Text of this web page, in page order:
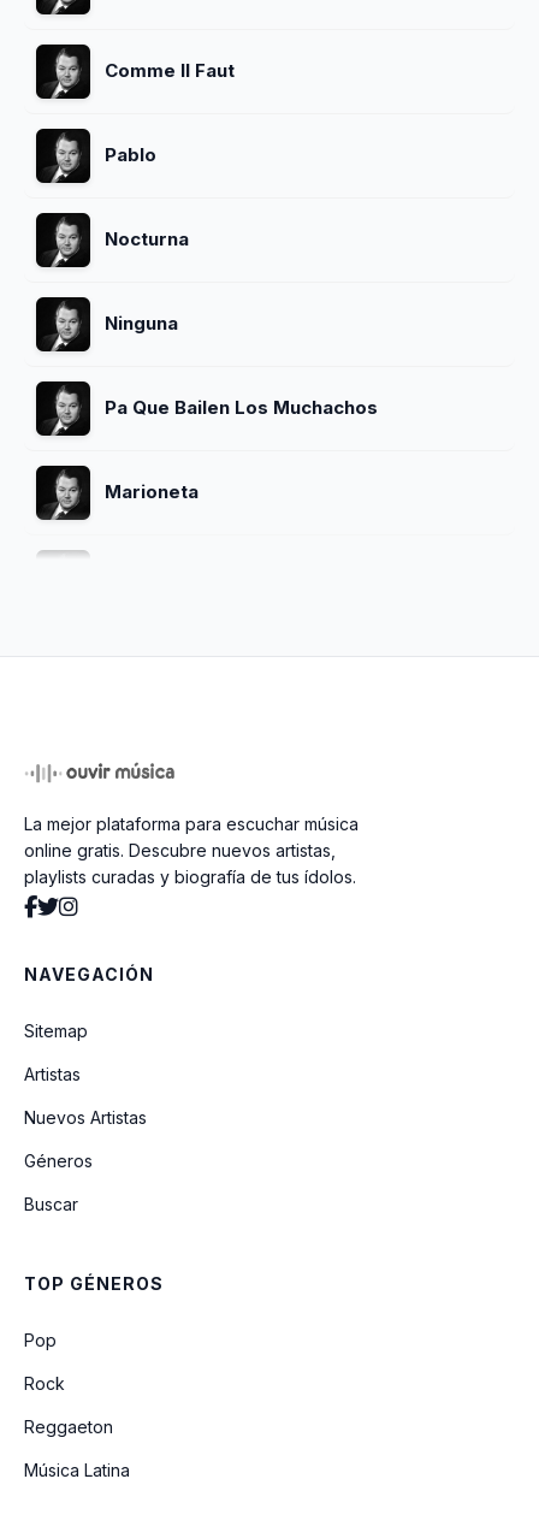
Comme Il Faut
Pablo
Nocturna
Ninguna
Pa Que Bailen Los Muchachos
Marioneta
Nocturno A Mi Barrio
La Trampera
La mejor plataforma para escuchar música
online gratis. Descubre nuevos artistas,
playlists curadas y biografía de tus ídolos.
NAVEGACIÓN
Sitemap
Artistas
Nuevos Artistas
Géneros
Buscar
TOP GÉNEROS
Pop
Rock
Reggaeton
Música Latina